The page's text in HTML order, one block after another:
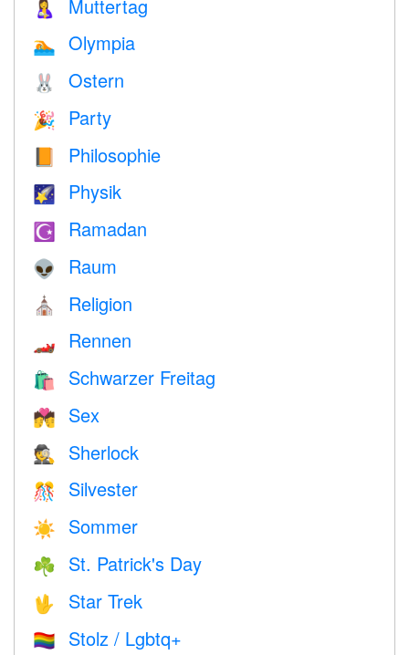
🤱 Muttertag
🏊 Olympia
🐰 Ostern
🎉 Party
📙 Philosophie
🌠 Physik
☪️ Ramadan
👽 Raum
⛪️ Religion
🏎 Rennen
🛍 Schwarzer Freitag
💏 Sex
🕵️ Sherlock
🎊 Silvester
☀️ Sommer
☘️ St. Patrick's Day
🖖 Star Trek
🏳️‍🌈 Stolz / Lgbtq+